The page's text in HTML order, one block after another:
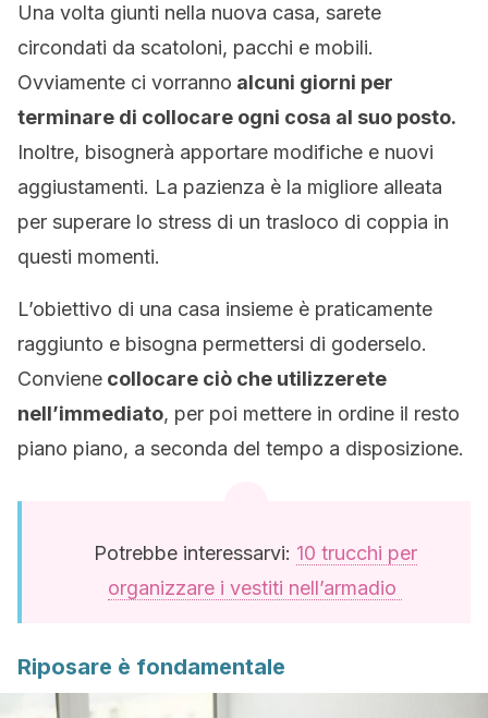
Una volta giunti nella nuova casa, sarete
circondati da scatoloni, pacchi e mobili.
Ovviamente ci vorranno alcuni giorni per
terminare di collocare ogni cosa al suo posto.
Inoltre, bisognerà apportare modifiche e nuovi
aggiustamenti. La pazienza è la migliore alleata
per superare lo stress di un trasloco di coppia in
questi momenti.
L’obiettivo di una casa insieme è praticamente
raggiunto e bisogna permettersi di goderselo.
Conviene collocare ciò che utilizzerete
nell’immediato, per poi mettere in ordine il resto
piano piano, a seconda del tempo a disposizione.
Potrebbe interessarvi: 10 trucchi per
organizzare i vestiti nell’armadio
Riposare è fondamentale